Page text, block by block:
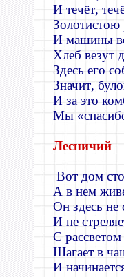
И течёт,
Золотистою
И машины
Хлеб везут
Здесь его
Значит,
И за это
Мы «
Лесничий
Вот дом
А в нем
Он здесь не
И не
С рассветом
Шагает в
И